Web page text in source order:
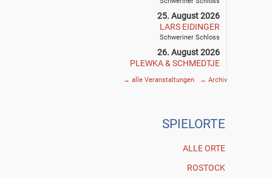
25. August 2026
LARS EIDINGER
Schweriner Schloss
26. August 2026
PLEWKA & SCHMEDTJE
29. August 2026
Schweriner Schloss
GOGOL BORDELLO
→ alle Veranstaltungen → Archiv
SPIELORTE
ALLE ORTE
ROSTOCK